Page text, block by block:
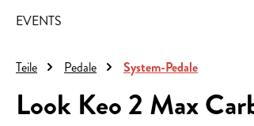
EVENTS
Teile Pedale System-Pedale
Look Keo 2 Max